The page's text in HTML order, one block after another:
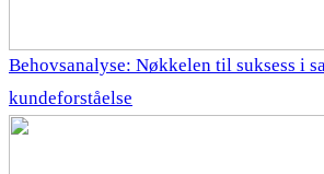
Behovsanalyse: Nøkkelen til suksess i
kundeforståelse